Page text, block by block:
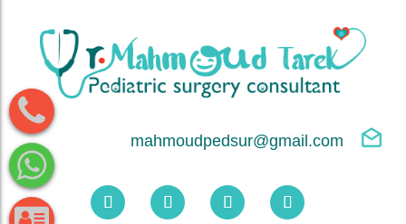
mahmoudpedsur@gmail.com